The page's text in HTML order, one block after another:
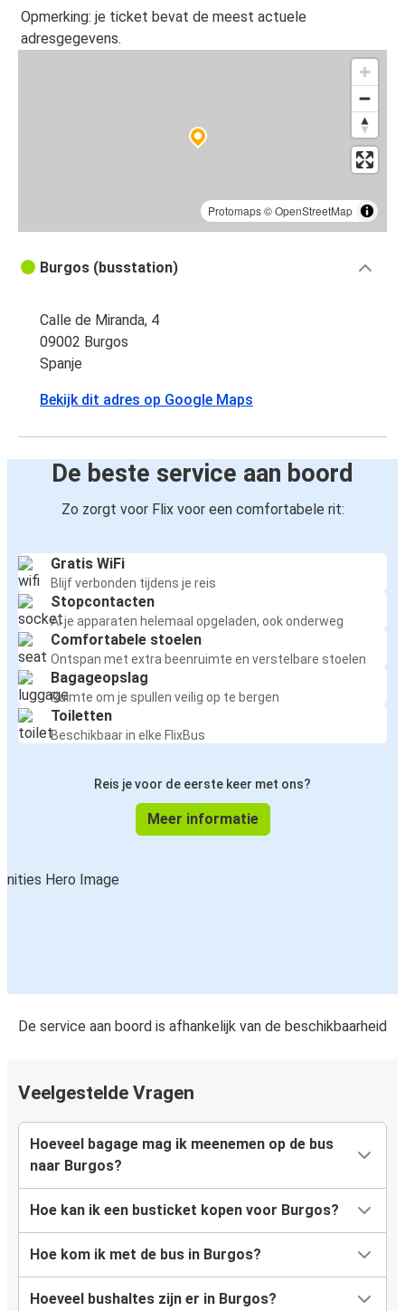
Burgos
Eindhoven
Utrecht
Burgos
Burgos
Burgos
Burgos
Rotterdam
Opmerking: je ticket bevat de meest actuele
adresgegevens.
Protomaps©OpenStreetMap
Burgos (busstation)
Calle de Miranda, 4
09002 Burgos
Spanje
Bekijk dit adres op Google Maps
De beste service aan boord
Zo zorgt voor Flix voor een comfortabele rit:
Gratis WiFi
Blijf verbonden tijdens je reis
Stopcontacten
Al je apparaten helemaal opgeladen, ook onderweg
Comfortabele stoelen
Ontspan met extra beenruimte en verstelbare stoelen
Bagageopslag
Ruimte om je spullen veilig op te bergen
Toiletten
Beschikbaar in elke FlixBus
Reis je voor de eerste keer met ons?
Meer informatie
De service aan boord is afhankelijk van de beschikbaarheid
Veelgestelde Vragen
Hoeveel bagage mag ik meenemen op de bus
naar Burgos?
Hoe kan ik een busticket kopen voor Burgos?
Hoe kom ik met de bus in Burgos?
Hoeveel bushaltes zijn er in Burgos?